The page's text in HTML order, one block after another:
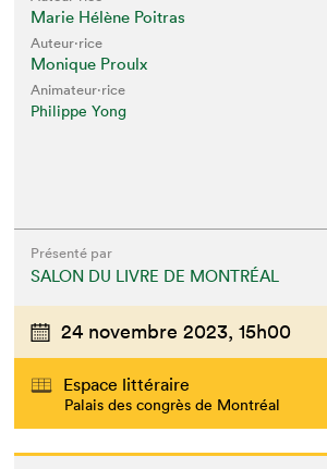
Marie Hélène Poitras
Auteur·rice
Monique Proulx
Animateur⋅rice
Philippe Yong
Présenté par
SALON DU LIVRE DE MONTRÉAL
24 novembre 2023, 15h00
Espace littéraire
Palais des congrès de Montréal